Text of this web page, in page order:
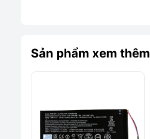
Sản phẩm xem thêm